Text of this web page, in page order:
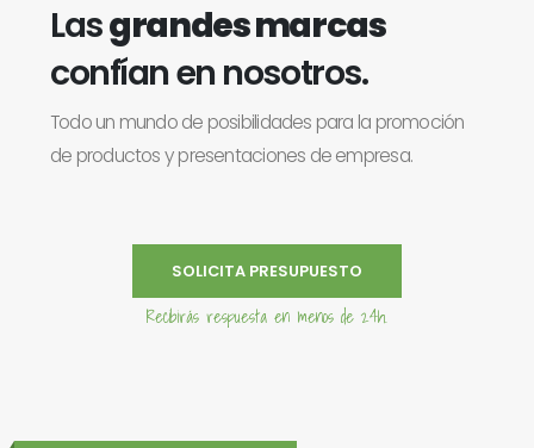
Lasgrandes marcas
confían en nosotros.
Todo un mundo de posibilidades para la promoción
de productos y presentaciones de empresa.
SOLICITA PRESUPUESTO
Recibirás respuesta en menos de 24h.